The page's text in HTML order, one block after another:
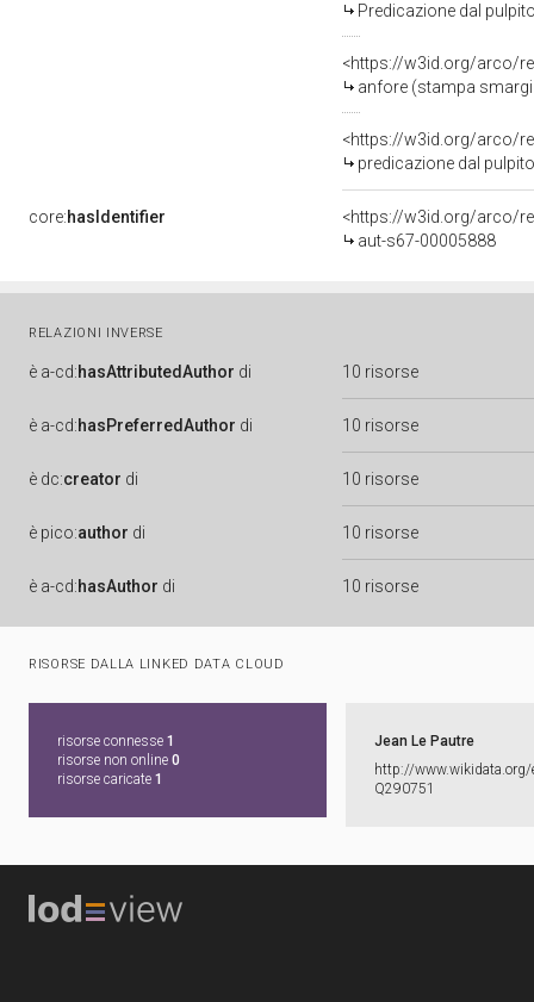
Predicazione dal pulpito,
<https://w3id.org/arco/
anfore (stampa
<https://w3id.org/arco/
predicazione dal pulpito
core:hasIdentifier
<https://w3id.org/arco/
aut-s67-00005888
RELAZIONI INVERSE
è a-cd:hasAttributedAuthor di 10 risorse
è a-cd:hasPreferredAuthor di 10 risorse
è dc:creator di 10 risorse
è pico:author di 10 risorse
è a-cd:hasAuthor di 10 risorse
RISORSE DALLA LINKED DATA CLOUD
risorse connesse 1
risorse non online 0
risorse caricate 1
Jean Le Pautre
http:​/​/​
Q290751